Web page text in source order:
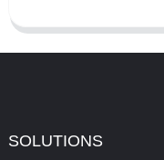
SOLUTIONS